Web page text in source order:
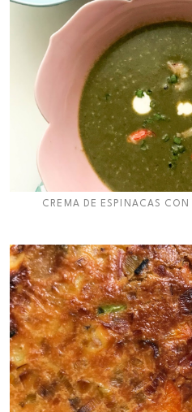
CREMA DE ESPINACAS